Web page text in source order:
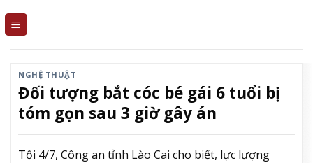
NGHỆ THUẬT
Đối tượng bắt cóc bé gái 6 tuổi bị
tóm gọn sau 3 giờ gây án
Tối 4/7, Công an tỉnh Lào Cai cho biết, lực lượng